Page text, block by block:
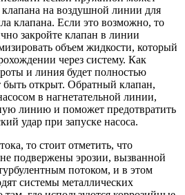
клапана на воздушной линии для
клапана. Если это возможно, то
закройте клапан в линии
объем жидкости, который
через систему. Как
и линия будет полностью
быть открыт. Обратный клапан,
в нагнетательной линии,
линию и поможет предотвратить
удар при запуске насоса.
то стоит отметить, что
подвержены эрозии, вызванной
потоком, и в этом
системы металлических